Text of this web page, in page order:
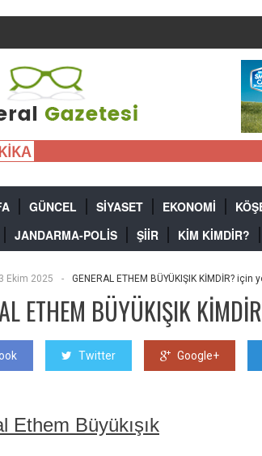
GÜNCEL SİYASET EKONOMİ
JANDARMA-POLİS ŞİİR KİM KİMDİR?
3 Ekim 2025 - GENERAL ETHEM BÜYÜKIŞIK KİMDİR? için
ETHEM BÜYÜKIŞIK
Twitter Google+
Ethem Büyükışık